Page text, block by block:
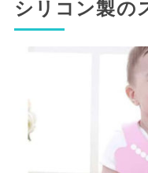
シリコン製の